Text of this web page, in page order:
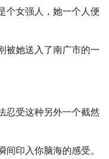
个女强人，她一个人便
被她送入了南广市的一
忍受这种另外一个截然
印入你脑海的感受。